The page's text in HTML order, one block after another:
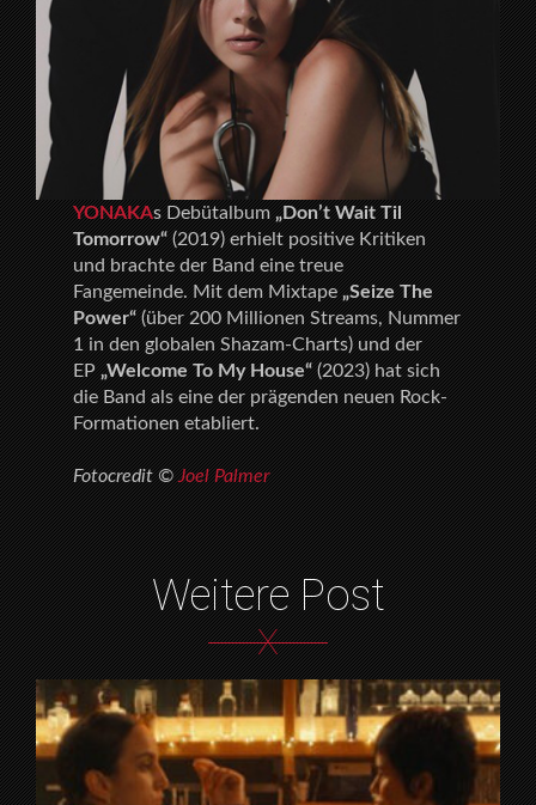
YONAKAs Debütalbum„Don’t Wait Til
Tomorrow“(2019) erhielt positive Kritiken
und brachte der Band eine treue
Fangemeinde. Mit dem Mixtape„Seize The
Power“(über 200 Millionen Streams, Nummer
1 in den globalen Shazam-Charts) und der
EP„Welcome To My House“(2023) hat sich
die Band als eine der prägenden neuen Rock-
Formationen etabliert.
Fotocredit ©Joel Palmer
Weitere Post
X